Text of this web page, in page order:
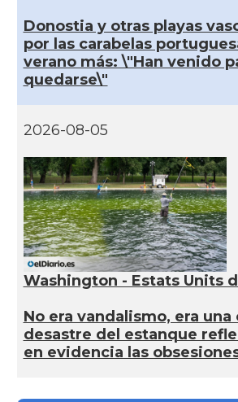
Donostia y otras playas
por las carabelas
verano más: \"Han venido
quedarse\"
2026-08-05
Washington - Estats Units
No era vandalismo, era una
desastre del estanque
en evidencia las